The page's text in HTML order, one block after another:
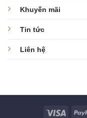
Khuyến mãi
Tin tức
Liên hệ